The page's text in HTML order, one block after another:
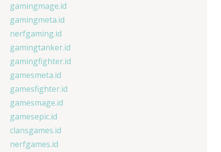
gamingmage.id
gamingmeta.id
nerfgaming.id
gamingtanker.id
gamingfighter.id
gamesmeta.id
gamesfighter.id
gamesmage.id
gamesepic.id
clansgames.id
nerfgames.id